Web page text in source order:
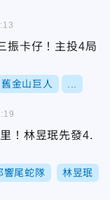
振卡仔！主投4局
舊金山巨人
！林昱珉先發4.
響尾蛇隊 林昱珉